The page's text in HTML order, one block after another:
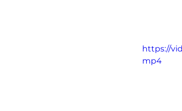
https://
mp4